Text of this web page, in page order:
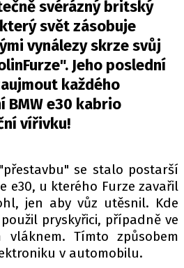
OSTATNÍ
TISKOVKY
DAKAR
Z DOMOVA
ZE SVĚTA
PIT LANE
ČEŠI V AKCI
CEZ & POHÁRY
SCÉNA
svérázný britský
svět zásobuje
vynálezy skrze svůj
Jeho poslední
každého
e30 kabrio
vířivku!
se stalo postarší
e30, u kterého Furze zavařil
jen aby vůz utěsnil. Kde
pryskyřici, případně ve
vláknem. Tímto způsobem
v automobilu.